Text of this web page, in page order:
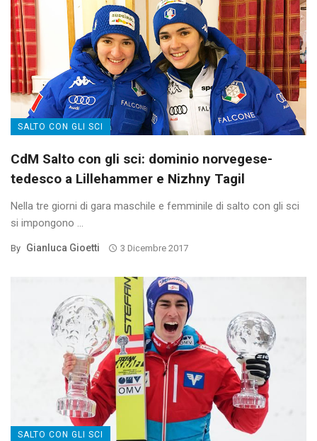
SALTO CON GLI SCI
CdM Salto con gli sci: dominio norvegese-
tedesco a Lillehammer e Nizhny Tagil
Nella tre giorni di gara maschile e femminile di salto con gli sci
si impongono ...
By Gianluca Gioetti 3 Dicembre 2017
SALTO CON GLI SCI